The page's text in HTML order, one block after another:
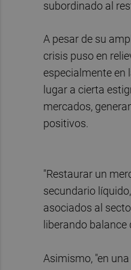
subordinado al
A pesar de su
crisis puso en
especialmente en
lugar a cierta
mercados,
positivos.
"Restaurar un
secundario
asociados al
liberando
Asimismo, "en